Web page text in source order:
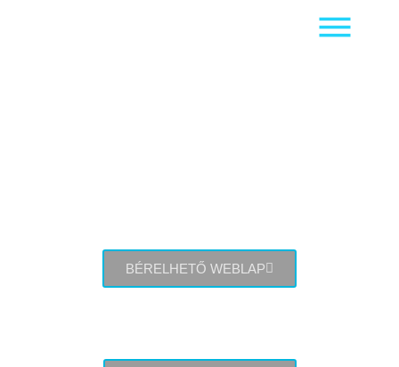
BÉRELHETŐ WEBLAP